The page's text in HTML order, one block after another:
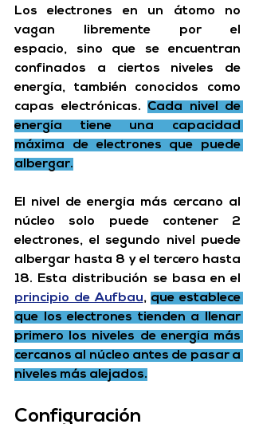
Los electrones en un átomo no
vagan libremente por el
espacio, sino que se encuentran
confinados a ciertos niveles de
capas electrónicas. Cada nivel de
energía tiene una capacidad
máxima de electrones que puede
albergar.
El nivel de energía más cercano al
núcleo solo puede contener 2
electrones, el segundo nivel puede
albergar hasta 8 y el tercero hasta
principio de Aufbau, que establece
que los electrones tienden a llenar
primero los niveles de energía más
cercanos al núcleo antes de pasar a
niveles más alejados.
Configuración